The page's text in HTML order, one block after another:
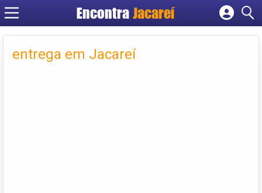
Encontra Jacareí
Cadastrar empresa
Criar conta
entrega em Jacareí